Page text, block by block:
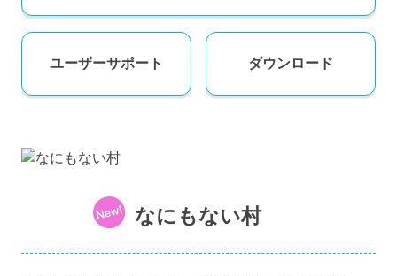
ユーザーサポート ダウンロード
なにもない村